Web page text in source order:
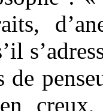
de